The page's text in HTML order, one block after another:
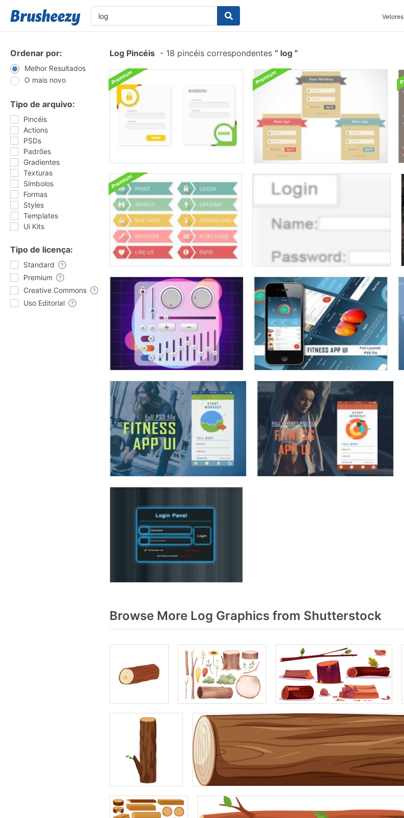
Vetores
Ordenar por:
Melhor Resultados
O mais novo
Tipo de arquivo:
Pincéis
Actions
PSDs
Padrões
Gradientes
Texturas
Símbolos
Formas
Styles
Templates
Ui Kits
Tipo de licença:
Standard
Premium
Creative Commons
Uso Editorial
Log Pincéis - 18 pincéis correspondentes log
Browse More Log Graphics from Shutterstock